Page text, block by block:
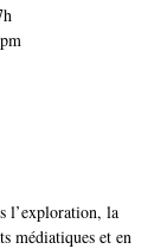
l’exploration, la
médiatiques et en